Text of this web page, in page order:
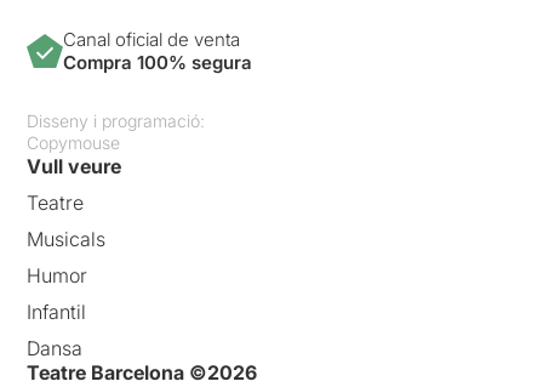
Canal oficial de venta
Compra 100% segura
Disseny i programació:
Copymouse
Vull veure
Teatre
Musicals
Humor
Infantil
Dansa
Teatre Barcelona ©2026